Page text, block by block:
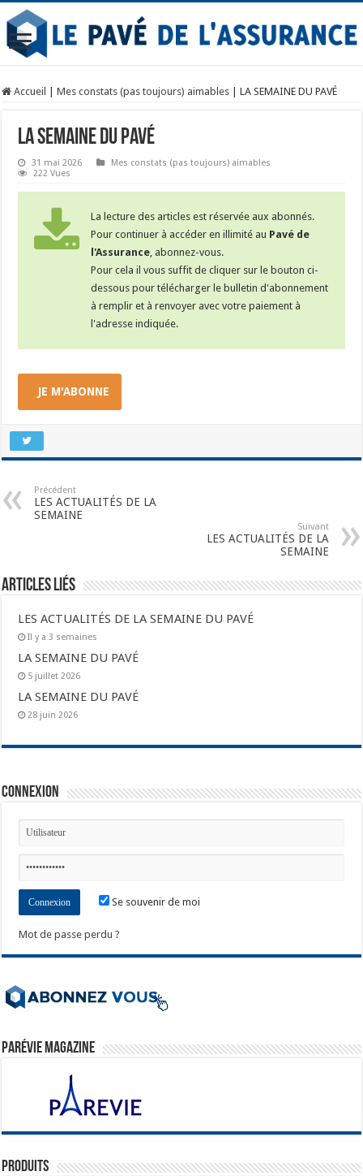
Accueil Mes constats (pas toujours) aimables LA SEMAINE DU PAVÉ
LA SEMAINE DU PAVÉ
31 mai 2026
Mes constats (pas toujours) aimables
222 Vues
La lecture des articles est réservée aux abonnés.
Pour continuer à accéder en illimité au Pavé de
l'Assurance , abonnez-vous.
Pour cela il vous suffit de cliquer sur le bouton ci-
dessous pour télécharger le bulletin d'abonnement
à remplir et à renvoyer avec votre paiement à
l'adresse indiquée.
JE M'ABONNE
Précédent
LES ACTUALITÉS DE LA
SEMAINE
Suivant
LES ACTUALITÉS DE LA
SEMAINE
Articles liés
LES ACTUALITÉS DE LA SEMAINE DU PAVÉ
Il y a 3 semaines
LA SEMAINE DU PAVÉ
5 juillet 2026
LA SEMAINE DU PAVÉ
28 juin 2026
Connexion
Se souvenir de moi
Mot de passe perdu ?
ParéVie Magazine
Produits